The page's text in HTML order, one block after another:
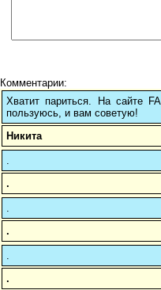
Комментарии:
Хватит париться. На сайте
пользуюсь, и вам советую!
Никита
.
.
.